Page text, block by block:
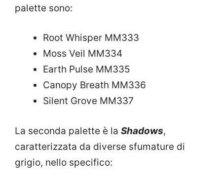
palette sono:
Root Whisper MM333
Moss Veil MM334
Earth Pulse MM335
Canopy Breath MM336
Silent Grove MM337
La seconda palette è la Shadows,
caratterizzata da diverse sfumature di
grigio, nello specifico: